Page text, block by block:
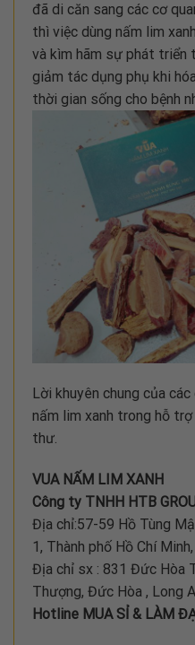
đã di căn sang các cơ
thì việc dùng nấm lim
và kìm hãm sự phát triển
giảm tác dụng phụ khi
thời gian sống cho bệnh
Lời khuyên chung của
nấm lim xanh trong hỗ
thư.
VUA NẤM LIM XANH
Công ty TNHH HTB
Địa chỉ:57-59 Hồ Tùng
1, Thành phố Hồ Chí
Địa chỉ sx : 831 Đức Hòa
Thượng, Đức Hòa , Long
Hotline MUA SỈ & LÀM